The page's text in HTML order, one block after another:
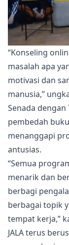
“Konseling
masalah apa
motivasi dan
manusia,”
Senada dengan
pembedah
menanggapi
antusias.
“Semua
menarik dan
berbagi
berbagai topik
tempat kerja,”
JALA terus